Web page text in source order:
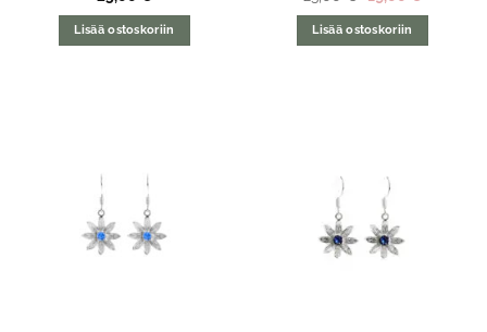
Lisää ostoskoriin
hinta
oli:
23,00 €.
Lisää ostoskoriin